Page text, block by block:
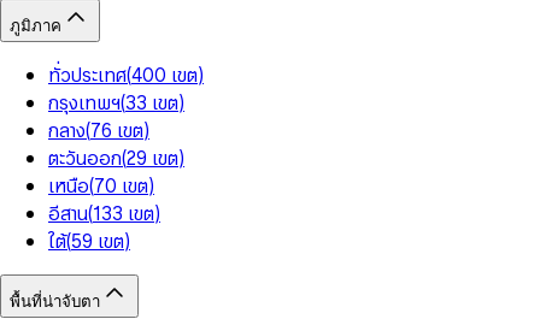
ภูมิภาค
ทั่วประเทศ(400 เขต)
กรุงเทพฯ(33 เขต)
กลาง(76 เขต)
ตะวันออก(29 เขต)
เหนือ(70 เขต)
อีสาน(133 เขต)
ใต้(59 เขต)
พื้นที่น่าจับตา